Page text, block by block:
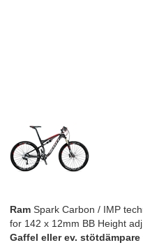
RamSpark Carbon / IMP
for 142 x 12mm BB Height
Gaffel eller ev. stötdämpare